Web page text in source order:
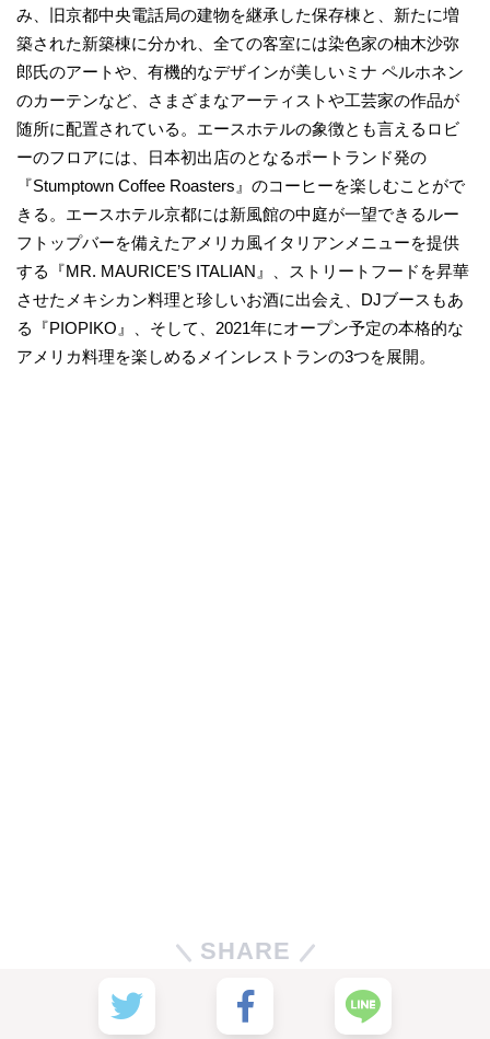
み、旧京都中央電話局の建物を継承した保存棟と、新たに増
築された新築棟に分かれ、全ての客室には染色家の柚木沙弥
郎氏のアートや、有機的なデザインが美しいミナ ペルホネン
のカーテンなど、さまざまなアーティストや工芸家の作品が
随所に配置されている。エースホテルの象徴とも言えるロビ
ーのフロアには、日本初出店のとなるポートランド発の
『Stumptown Coffee Roasters』のコーヒーを楽しむことがで
きる。エースホテル京都には新風館の中庭が一望できるルー
フトップバーを備えたアメリカ風イタリアンメニューを提供
する『MR. MAURICE’S ITALIAN』、ストリートフードを昇華
させたメキシカン料理と珍しいお酒に出会え、DJブースもあ
る『PIOPIKO』、そして、2021年にオープン予定の本格的な
アメリカ料理を楽しめるメインレストランの3つを展開。
SHARE